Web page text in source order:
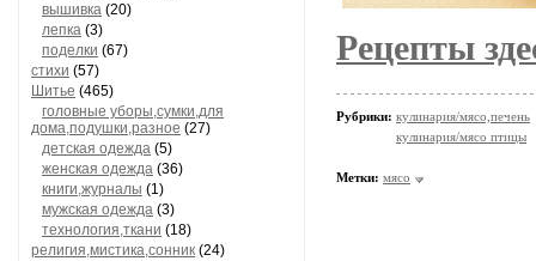
вышивка (20)
лепка (3)
поделки (67)
стихи (57)
Шитье (465)
головные уборы,сумки,для
дома,подушки,разное (27)
детская одежда (5)
женская одежда (36)
книги,журналы (1)
мужская одежда (3)
технология,ткани (18)
религия,мистика,сонник (24)
Рецепты
Рубрики: кулинария/мясо,печень
кулинария/мясо птицы
Метки: мясо